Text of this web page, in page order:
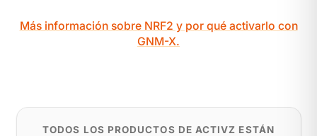
Más información sobre NRF2 y por qué activarlo con
GNM-X.
TODOS LOS PRODUCTOS DE ACTIVZ ESTÁN